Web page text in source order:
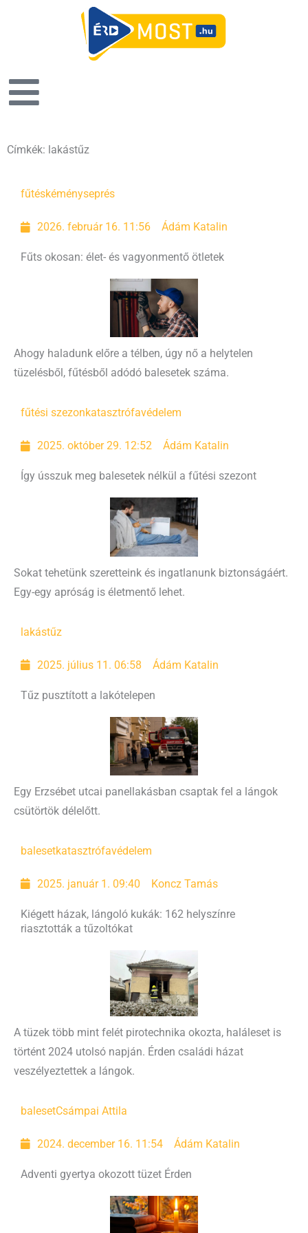
Címkék: lakástűz
fűtéskéményseprés
2026. február 16. 11:56 Ádám Katalin
Fűts okosan: élet- és vagyonmentő ötletek
Ahogy haladunk előre a télben, úgy nő a helytelen
tüzelésből, fűtésből adódó balesetek száma.
fűtési szezonkatasztrófavédelem
2025. október 29. 12:52 Ádám Katalin
Így ússzuk meg balesetek nélkül a fűtési szezont
Sokat tehetünk szeretteink és ingatlanunk biztonságáért.
Egy-egy apróság is életmentő lehet.
lakástűz
2025. július 11. 06:58 Ádám Katalin
Tűz pusztított a lakótelepen
Egy Erzsébet utcai panellakásban csaptak fel a lángok
csütörtök délelőtt.
balesetkatasztrófavédelem
2025. január 1. 09:40 Koncz Tamás
Kiégett házak, lángoló kukák: 162 helyszínre
riasztották a tűzoltókat
A tüzek több mint felét pirotechnika okozta, haláleset is
történt 2024 utolsó napján. Érden családi házat
veszélyeztettek a lángok.
balesetCsámpai Attila
2024. december 16. 11:54 Ádám Katalin
Adventi gyertya okozott tüzet Érden